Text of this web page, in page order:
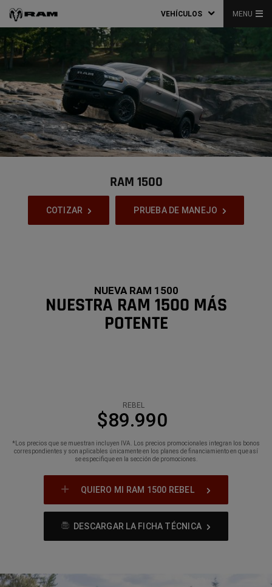
VEHÍCULOS MENU
RAM 1500
COTIZAR
PRUEBA DE MANEJO
NUEVA RAM 1500
NUESTRA RAM 1500 MÁS
POTENTE
REBEL
$89.990
*Los precios que se muestran incluyen IVA. Los precios promocionales integran los bonos
correspondientes y son aplicables únicamente en los planes de financiamiento en que así
se especifique en la sección de promociones.
QUIERO MI RAM 1500 REBEL
DESCARGAR LA FICHA TÉCNICA